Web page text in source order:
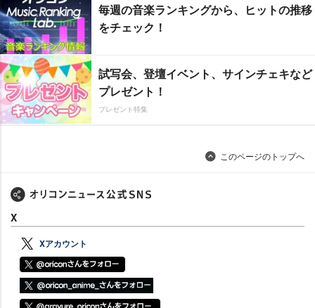
毎週の音楽ランキングから、ヒットの推移
をチェック！
試写会、登壇イベント、サインチェキなど
プレゼント！
プレゼント特集
このページのトップへ
X
Xアカウント